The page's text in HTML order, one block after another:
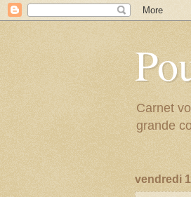
Carnet
grande
vendredi